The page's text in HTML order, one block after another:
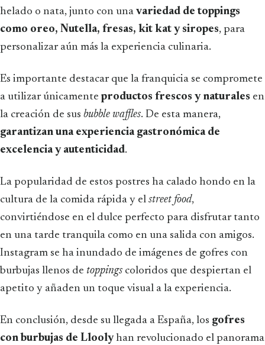
helado o nata, junto con una variedad de toppings
como oreo, Nutella, fresas, kit kat y siropes, para
personalizar aún más la experiencia culinaria.
Es importante destacar que la franquicia se compromete
a utilizar únicamenteproductos frescos y naturales en
la creación de sus bubble waffles. De esta manera,
garantizan una experiencia gastronómica de
excelencia y autenticidad.
La popularidad de estos postres ha calado hondo en la
cultura de la comida rápida y el street food,
convirtiéndose en el dulce perfecto para disfrutar tanto
en una tarde tranquila como en una salida con amigos.
Instagram se ha inundado de imágenes de gofres con
burbujas llenos de toppings coloridos que despiertan el
apetito y añaden un toque visual a la experiencia.
En conclusión, desde su llegada a España, los gofres
con burbujas de Lloolyhan revolucionado el panorama